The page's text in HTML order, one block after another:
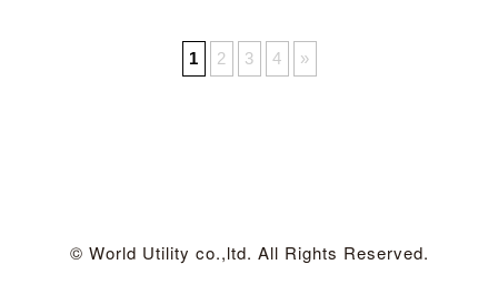
1 2 3 4 »
© World Utility co.,ltd. All Rights Reserved.